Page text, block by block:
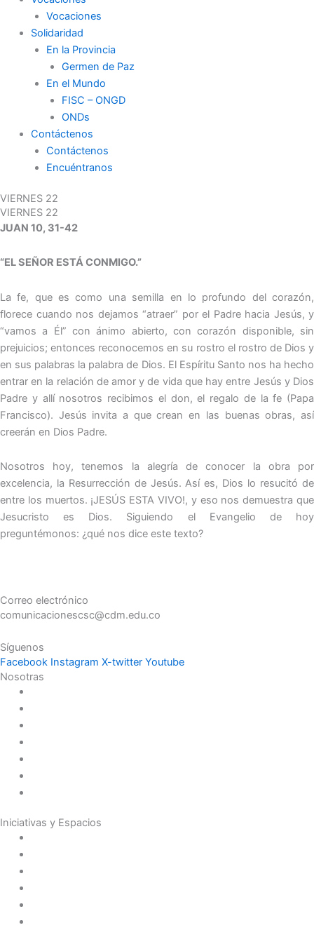
Vocaciones
Solidaridad
En la Provincia
Germen de Paz
En el Mundo
FISC – ONGD
ONDs
Contáctenos
Contáctenos
Encuéntranos
VIERNES 22
VIERNES 22
JUAN 10, 31-42
“EL SEÑOR ESTÁ CONMIGO.”
La fe, que es como una semilla en lo profundo del corazón,
florece cuando nos dejamos “atraer” por el Padre hacia Jesús, y
“vamos a Él” con ánimo abierto, con corazón disponible, sin
prejuicios; entonces reconocemos en su rostro el rostro de Dios y
en sus palabras la palabra de Dios. El Espíritu Santo nos ha hecho
entrar en la relación de amor y de vida que hay entre Jesús y Dios
Padre y allí nosotros recibimos el don, el regalo de la fe (Papa
Francisco). Jesús invita a que crean en las buenas obras, así
creerán en Dios Padre.
Nosotros hoy, tenemos la alegría de conocer la obra por
excelencia, la Resurrección de Jesús. Así es, Dios lo resucitó de
entre los muertos. ¡JESÚS ESTA VIVO!, y eso nos demuestra que
Jesucristo es Dios. Siguiendo el Evangelio de hoy
preguntémonos: ¿qué nos dice este texto?
Correo electrónico
comunicacionescsc@cdm.edu.co
Síguenos
Facebook Instagram X-twitter Youtube
Nosotras
Iniciativas y Espacios